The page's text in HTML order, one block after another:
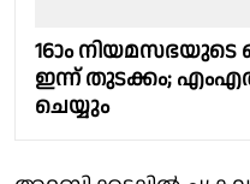
16ാം നിയമസഭയുടെ
ഇന്ന് തുടക്കം;
ചെയ്യും